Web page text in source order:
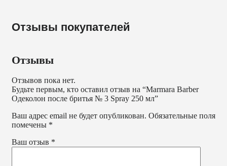
Отзывы покупателей
Отзывы
Отзывов пока нет.
Будьте первым, кто оставил отзыв на “Marmara Barber
Одеколон после бритья № 3 Spray 250 мл”
Ваш адрес email не будет опубликован. Обязательные поля
помечены *
Ваш отзыв *